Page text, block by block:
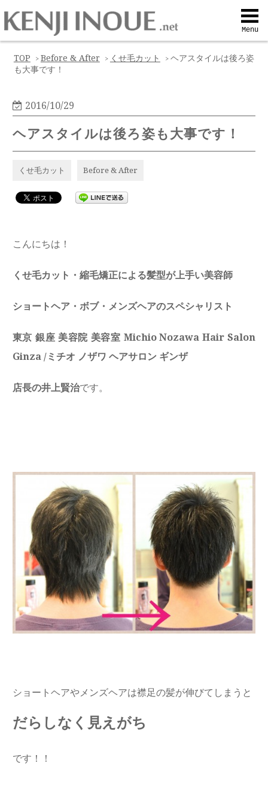
Menu
Q&A
Menu
喜びの声
TOP > Before & After > くせ毛カット > ヘアスタイルは後ろ姿
も大事です！
2016/10/29
ヘアスタイルは後ろ姿も大事です！
くせ毛カット Before & After
こんにちは！
くせ毛カット・縮毛矯正による髪型が上手い美容師
ショートヘア・ボブ・メンズヘアのスペシャリスト
東京 銀座 美容院 美容室 Michio Nozawa Hair Salon
Ginza /ミチオ ノザワ ヘアサロン ギンザ
店長の井上賢治です。
ショートヘアやメンズヘアは襟足の髪が伸びてしまうと
だらしなく見えがち
です！！